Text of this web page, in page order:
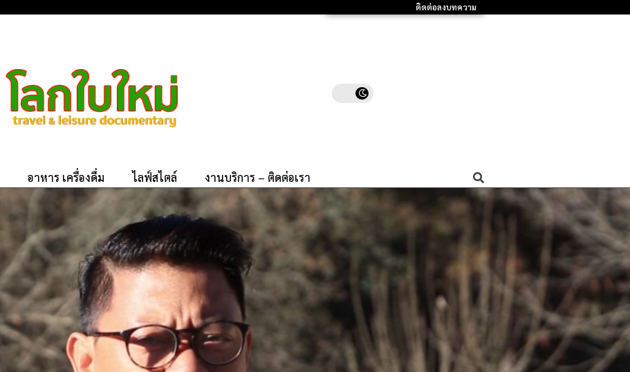
ติดต่อลงบทความ
อาหาร เครื่องดื่ม ไลฟ์สไตล์ งานบริการ – ติดต่อเรา